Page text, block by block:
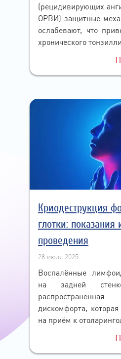
(рецидивирующих
ОРВИ) защитные
ослабевают, что
хронического
Криодеструкция
глотки:
проведения
28 июля 2025
Воспалённые
на задней
дискомфорта,
на приём к